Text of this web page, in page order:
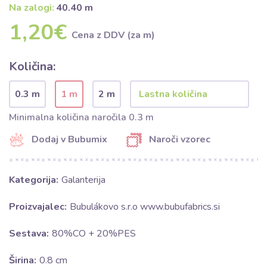
Na zalogi: 40.40 m
1,20€ Cena z DDV (za m)
Količina:
0.3 m 1 m
2 m
Minimalna količina naročila 0.3 m
Dodaj v Bubumix
Naroči vzorec
Kategorija: Galanterija
Proizvajalec: Bubulákovo s.r.o www.bubufabrics.si
Sestava: 80%CO + 20%PES
Širina: 0.8 cm